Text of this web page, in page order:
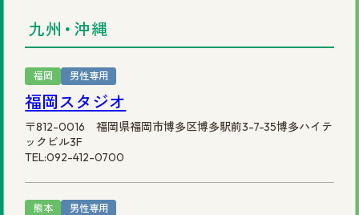
九州・沖縄
福岡 男性専用
福岡スタジオ
〒812-0016 福岡県福岡市博多区博多駅前3-7-35博多ハイテ
ックビル3F
TEL:092-412-0700
熊本 男性専用